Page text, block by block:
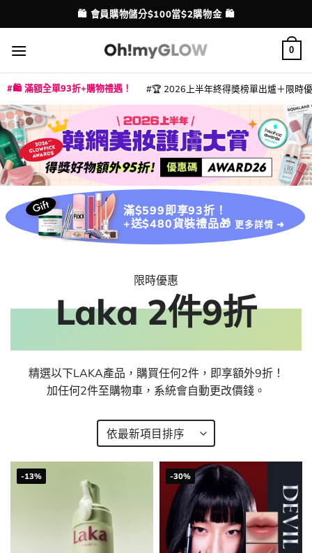
to
content
配送港澳
🛍️ 會員購物儲分$100當$2購物金 🛍️
0
🛍️ 滿額全單93折+購物禮遇！ 🏆 2026上半年終得奬榜單出爐＋限時
滿$599即享93折！
+送$480貨裝禮品🎁 更多詳情 ➜
限時優惠
Laka 2件9折
精選以下LAKA產品，購買任何2件，即享額外9折！
加任何2件至購物車，系統會自動更改價錢。
-13% -30%